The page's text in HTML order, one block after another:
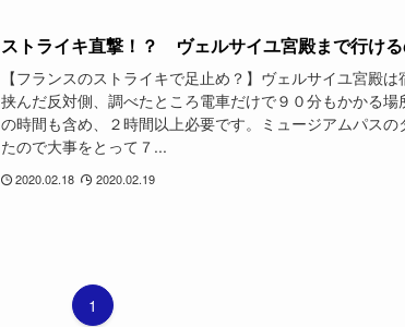
ストライキ直撃！？ ヴェルサイユ宮殿まで行ける
【フランスのストライキで足止め？】ヴェルサイユ宮殿
挟んだ反対側、調べたところ電車だけで９０分もかかる
の時間も含め、２時間以上必要です。ミュージアムパスの
たので大事をとって７...
2020.02.18 2020.02.19
1